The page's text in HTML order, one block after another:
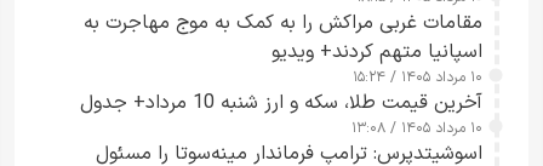
مقامات غربی مراکش را به کمک به موج مهاجرت به
اسپانیا متهم کردند+ ویدیو
۱۰ مرداد ۱۴۰۵ / ۱۵:۲۴
آخرین قیمت طلا، سکه و ارز شنبه 10 مرداد+ جدول
۱۰ مرداد ۱۴۰۵ / ۱۳:۰۸
اسوشیتدپرس: ترامپ فرماندار مینه‌سوتا را مسئول